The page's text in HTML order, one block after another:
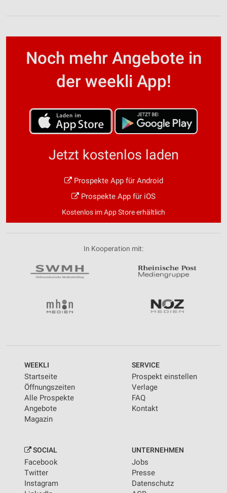
Noch mehr Angebote in
der weekli App!
Jetzt kostenlos laden
Prospekte App für Android
Prospekte App für iOS
Kostenlos im App Store erhältlich
In Kooperation mit:
WEEKLI
Startseite
Öffnungszeiten
Alle Prospekte
Angebote
Magazin
SERVICE
Prospekt einstellen
Verlage
FAQ
Kontakt
SOCIAL
Facebook
Twitter
Instagram
UNTERNEHMEN
Jobs
Presse
Datenschutz